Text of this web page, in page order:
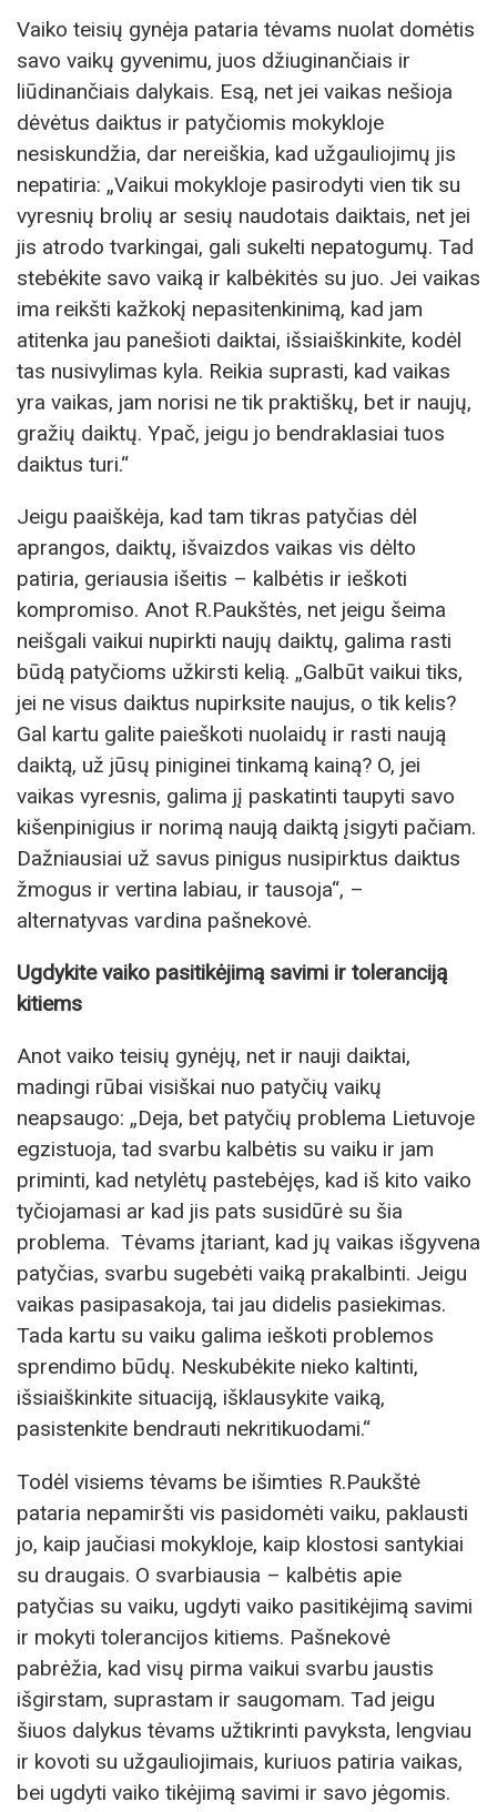
Vaiko teisių gynėja pataria tėvams nuolat domėtis
savo vaikų gyvenimu, juos džiuginančiais ir
liūdinančiais dalykais. Esą, net jei vaikas nešioja
dėvėtus daiktus ir patyčiomis mokykloje
nesiskundžia, dar nereiškia, kad užgauliojimų jis
nepatiria: „Vaikui mokykloje pasirodyti vien tik su
vyresnių brolių ar sesių naudotais daiktais, net jei
jis atrodo tvarkingai, gali sukelti nepatogumų. Tad
stebėkite savo vaiką ir kalbėkitės su juo. Jei vaikas
ima reikšti kažkokį nepasitenkinimą, kad jam
atitenka jau panešioti daiktai, išsiaiškinkite, kodėl
tas nusivylimas kyla. Reikia suprasti, kad vaikas
yra vaikas, jam norisi ne tik praktiškų, bet ir naujų,
gražių daiktų. Ypač, jeigu jo bendraklasiai tuos
daiktus turi.“
Jeigu paaiškėja, kad tam tikras patyčias dėl
aprangos, daiktų, išvaizdos vaikas vis dėlto
patiria, geriausia išeitis – kalbėtis ir ieškoti
kompromiso. Anot R.Paukštės, net jeigu šeima
neišgali vaikui nupirkti naujų daiktų, galima rasti
būdą patyčioms užkirsti kelią. „Galbūt vaikui tiks,
jei ne visus daiktus nupirksite naujus, o tik kelis?
Gal kartu galite paieškoti nuolaidų ir rasti naują
daiktą, už jūsų piniginei tinkamą kainą? O, jei
vaikas vyresnis, galima jį paskatinti taupyti savo
kišenpinigius ir norimą naują daiktą įsigyti pačiam.
Dažniausiai už savus pinigus nusipirktus daiktus
žmogus ir vertina labiau, ir tausoja“, –
alternatyvas vardina pašnekovė.
Ugdykite vaiko pasitikėjimą savimi ir toleranciją
kitiems
Anot vaiko teisių gynėjų, net ir nauji daiktai,
madingi rūbai visiškai nuo patyčių vaikų
neapsaugo: „Deja, bet patyčių problema Lietuvoje
egzistuoja, tad svarbu kalbėtis su vaiku ir jam
priminti, kad netylėtų pastebėjęs, kad iš kito vaiko
tyčiojamasi ar kad jis pats susidūrė su šia
problema. Tėvams įtariant, kad jų vaikas išgyvena
patyčias, svarbu sugebėti vaiką prakalbinti. Jeigu
vaikas pasipasakoja, tai jau didelis pasiekimas.
Tada kartu su vaiku galima ieškoti problemos
sprendimo būdų. Neskubėkite nieko kaltinti,
išsiaiškinkite situaciją, išklausykite vaiką,
pasistenkite bendrauti nekritikuodami.“
Todėl visiems tėvams be išimties R.Paukštė
pataria nepamiršti vis pasidomėti vaiku, paklausti
jo, kaip jaučiasi mokykloje, kaip klostosi santykiai
su draugais. O svarbiausia – kalbėtis apie
patyčias su vaiku, ugdyti vaiko pasitikėjimą savimi
ir mokyti tolerancijos kitiems. Pašnekovė
pabrėžia, kad visų pirma vaikui svarbu jaustis
išgirstam, suprastam ir saugomam. Tad jeigu
šiuos dalykus tėvams užtikrinti pavyksta, lengviau
ir kovoti su užgauliojimais, kuriuos patiria vaikas,
bei ugdyti vaiko tikėjimą savimi ir savo jėgomis.